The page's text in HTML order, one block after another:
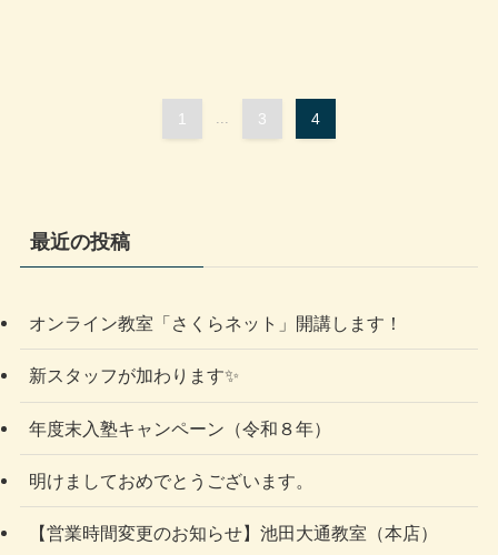
1 3 4
最近の投稿
オンライン教室「さくらネット」開講します！
新スタッフが加わります✨
年度末入塾キャンペーン（令和８年）
明けましておめでとうございます。
【営業時間変更のお知らせ】池田大通教室（本店）